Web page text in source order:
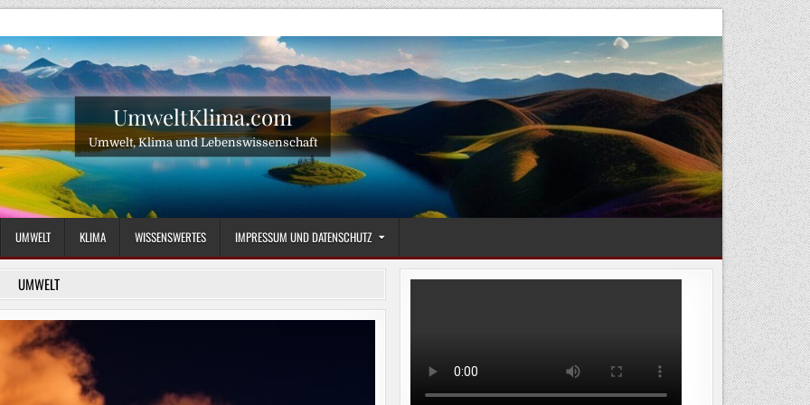
UmweltKlima.com
Umwelt, Klima und Lebenswissenschaft
UMWELT KLIMA WISSENSWERTES IMPRESSUM UND DATENSCHUTZ
UMWELT